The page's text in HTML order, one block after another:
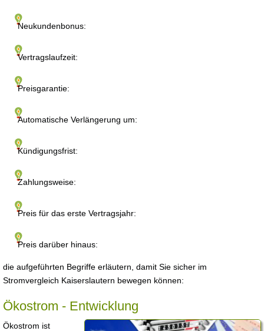
Neukundenbonus:
Vertragslaufzeit:
Preisgarantie:
Automatische Verlängerung um:
Kündigungsfrist:
Zahlungsweise:
Preis für das erste Vertragsjahr:
Preis darüber hinaus:
die aufgeführten Begriffe erläutern, damit Sie sicher im
Stromvergleich Kaiserslautern bewegen können:
Ökostrom - Entwicklung
Ökostrom ist